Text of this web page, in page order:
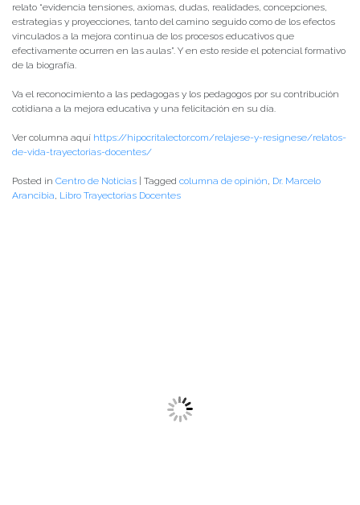
relato “evidencia tensiones, axiomas, dudas, realidades, concepciones,
estrategias y proyecciones, tanto del camino seguido como de los efectos
vinculados a la mejora continua de los procesos educativos que
efectivamente ocurren en las aulas”. Y en esto reside el potencial formativo
de la biografía.
Va el reconocimiento a las pedagogas y los pedagogos por su contribución
cotidiana a la mejora educativa y una felicitación en su día.
Ver columna aquí https://hipocritalector.com/relajese-y-resignese/relatos-
de-vida-trayectorias-docentes/
Posted in Centro de Noticias | Tagged columna de opinión, Dr. Marcelo
Arancibia, Libro Trayectorias Docentes